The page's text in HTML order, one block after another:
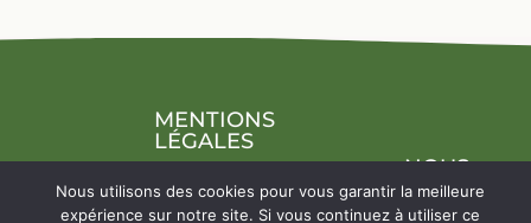
MENTIONS
LÉGALES
NOUS
Nous utilisons des cookies pour vous garantir la meilleure
expérience sur notre site. Si vous continuez à utiliser ce